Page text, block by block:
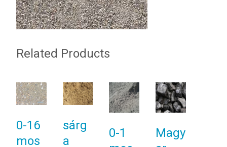
Related Products
0-16
mos
sárg
a
0-1
Magy